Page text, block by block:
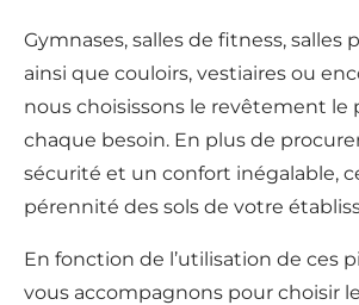
Gymnases, salles de fitness, salles
ainsi que couloirs, vestiaires ou
nous choisissons le revêtement le
chaque besoin. En plus de
sécurité et un confort inégalable,
pérennité des sols de votre
En fonction de l’utilisation de ces
vous accompagnons pour choisir